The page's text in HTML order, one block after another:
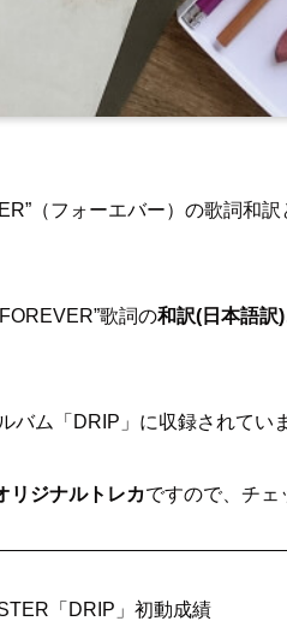
（フォーエバー）の歌詞和
歌詞の和訳(日本語訳)
バム「DRIP」に収録されてい
リジナルトレカですので、チェ
「DRIP」初動成績